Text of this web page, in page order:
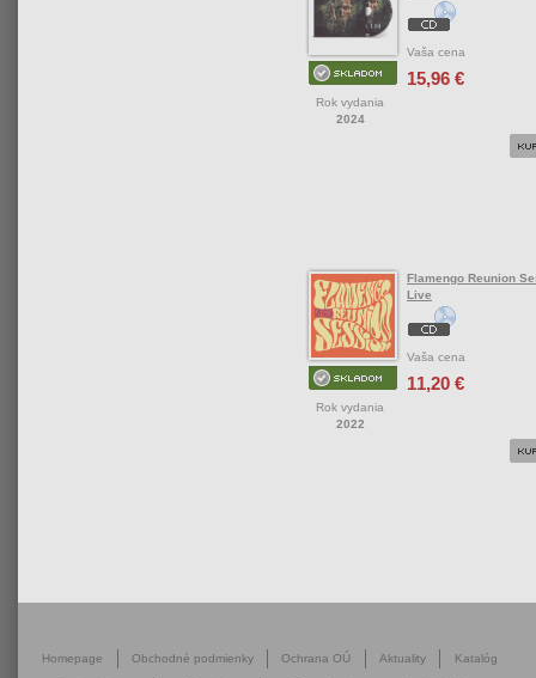
Rok vydania
2024
Vaša cena
15,96 €
Rok vydania
2022
Flamengo Reunion
Live
Vaša cena
11,20 €
Homepage Obchodné podmienky Ochrana OÚ Aktuality Katalóg